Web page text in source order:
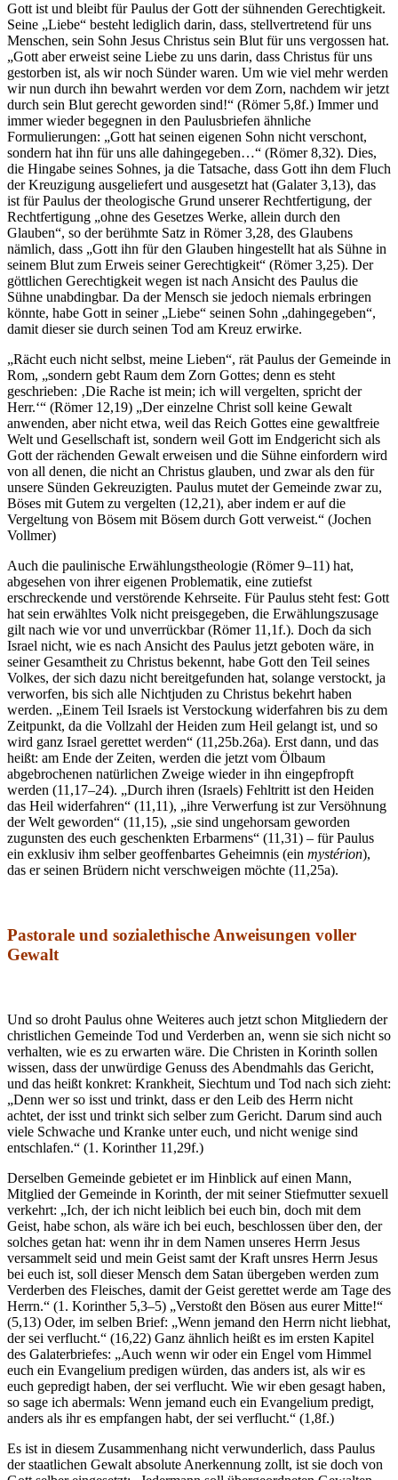
Gott ist und bleibt für Paulus der Gott der sühnenden Gerechtigkeit.
Seine „Liebe“ besteht lediglich darin, dass, stellvertretend für uns
Menschen, sein Sohn Jesus Christus sein Blut für uns vergossen hat.
„Gott aber erweist seine Liebe zu uns darin, dass Christus für uns
gestorben ist, als wir noch Sünder waren. Um wie viel mehr werden
wir nun durch ihn bewahrt werden vor dem Zorn, nachdem wir jetzt
durch sein Blut gerecht geworden sind!“ (Römer 5,8f.) Immer und
immer wieder begegnen in den Paulusbriefen ähnliche
Formulierungen: „Gott hat seinen eigenen Sohn nicht verschont,
sondern hat ihn für uns alle dahingegeben…“ (Römer 8,32). Dies,
die Hingabe seines Sohnes, ja die Tatsache, dass Gott ihn dem Fluch
der Kreuzigung ausgeliefert und ausgesetzt hat (Galater 3,13), das
ist für Paulus der theologische Grund unserer Rechtfertigung, der
Rechtfertigung „ohne des Gesetzes Werke, allein durch den
Glauben“, so der berühmte Satz in Römer 3,28, des Glaubens
nämlich, dass „Gott ihn für den Glauben hingestellt hat als Sühne in
seinem Blut zum Erweis seiner Gerechtigkeit“ (Römer 3,25). Der
göttlichen Gerechtigkeit wegen ist nach Ansicht des Paulus die
Sühne unabdingbar. Da der Mensch sie jedoch niemals erbringen
könnte, habe Gott in seiner „Liebe“ seinen Sohn „dahingegeben“,
damit dieser sie durch seinen Tod am Kreuz erwirke.
„Rächt euch nicht selbst, meine Lieben“, rät Paulus der Gemeinde in
Rom, „sondern gebt Raum dem Zorn Gottes; denn es steht
geschrieben: ‚Die Rache ist mein; ich will vergelten, spricht der
Herr.‘“ (Römer 12,19) „Der einzelne Christ soll keine Gewalt
anwenden, aber nicht etwa, weil das Reich Gottes eine gewaltfreie
Welt und Gesellschaft ist, sondern weil Gott im Endgericht sich als
Gott der rächenden Gewalt erweisen und die Sühne einfordern wird
von all denen, die nicht an Christus glauben, und zwar als den für
unsere Sünden Gekreuzigten. Paulus mutet der Gemeinde zwar zu,
Böses mit Gutem zu vergelten (12,21), aber indem er auf die
Vergeltung von Bösem mit Bösem durch Gott verweist.“ (Jochen
Vollmer)
Auch die paulinische Erwählungstheologie (Römer 9–11) hat,
abgesehen von ihrer eigenen Problematik, eine zutiefst
erschreckende und verstörende Kehrseite. Für Paulus steht fest: Gott
hat sein erwähltes Volk nicht preisgegeben, die Erwählungszusage
gilt nach wie vor und unverrückbar (Römer 11,1f.). Doch da sich
Israel nicht, wie es nach Ansicht des Paulus jetzt geboten wäre, in
seiner Gesamtheit zu Christus bekennt, habe Gott den Teil seines
Volkes, der sich dazu nicht bereitgefunden hat, solange verstockt, ja
verworfen, bis sich alle Nichtjuden zu Christus bekehrt haben
werden. „Einem Teil Israels ist Verstockung widerfahren bis zu dem
Zeitpunkt, da die Vollzahl der Heiden zum Heil gelangt ist, und so
wird ganz Israel gerettet werden“ (11,25b.26a). Erst dann, und das
heißt: am Ende der Zeiten, werden die jetzt vom Ölbaum
abgebrochenen natürlichen Zweige wieder in ihn eingepfropft
werden (11,17–24). „Durch ihren (Israels) Fehltritt ist den Heiden
das Heil widerfahren“ (11,11), „ihre Verwerfung ist zur Versöhnung
der Welt geworden“ (11,15), „sie sind ungehorsam geworden
zugunsten des euch geschenkten Erbarmens“ (11,31) – für Paulus
ein exklusiv ihm selber geoffenbartes Geheimnis (ein mystérion),
das er seinen Brüdern nicht verschweigen möchte (11,25a).
Pastorale und sozialethische Anweisungen voller
Gewalt
Und so droht Paulus ohne Weiteres auch jetzt schon Mitgliedern der
christlichen Gemeinde Tod und Verderben an, wenn sie sich nicht so
verhalten, wie es zu erwarten wäre. Die Christen in Korinth sollen
wissen, dass der unwürdige Genuss des Abendmahls das Gericht,
und das heißt konkret: Krankheit, Siechtum und Tod nach sich zieht:
„Denn wer so isst und trinkt, dass er den Leib des Herrn nicht
achtet, der isst und trinkt sich selber zum Gericht. Darum sind auch
viele Schwache und Kranke unter euch, und nicht wenige sind
entschlafen.“ (1. Korinther 11,29f.)
Derselben Gemeinde gebietet er im Hinblick auf einen Mann,
Mitglied der Gemeinde in Korinth, der mit seiner Stiefmutter sexuell
verkehrt: „Ich, der ich nicht leiblich bei euch bin, doch mit dem
Geist, habe schon, als wäre ich bei euch, beschlossen über den, der
solches getan hat: wenn ihr in dem Namen unseres Herrn Jesus
versammelt seid und mein Geist samt der Kraft unsres Herrn Jesus
bei euch ist, soll dieser Mensch dem Satan übergeben werden zum
Verderben des Fleisches, damit der Geist gerettet werde am Tage des
Herrn.“ (1. Korinther 5,3–5) „Verstoßt den Bösen aus eurer Mitte!“
(5,13) Oder, im selben Brief: „Wenn jemand den Herrn nicht liebhat,
der sei verflucht.“ (16,22) Ganz ähnlich heißt es im ersten Kapitel
des Galaterbriefes: „Auch wenn wir oder ein Engel vom Himmel
euch ein Evangelium predigen würden, das anders ist, als wir es
euch gepredigt haben, der sei verflucht. Wie wir eben gesagt haben,
so sage ich abermals: Wenn jemand euch ein Evangelium predigt,
anders als ihr es empfangen habt, der sei verflucht.“ (1,8f.)
Es ist in diesem Zusammenhang nicht verwunderlich, dass Paulus
der staatlichen Gewalt absolute Anerkennung zollt, ist sie doch von